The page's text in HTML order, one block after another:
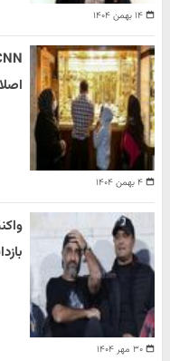
۱۴ بهمن ۱۴۰۴
۴ بهمن ۱۴۰۴
۳۰ مهر ۱۴۰۴